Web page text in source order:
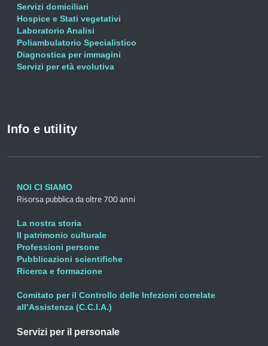
Servizi domiciliari
Hospice e Stati vegetativi
Laboratorio Analisi
Poliambulatorio Specialistico
Diagnostica per immagini
Servizi per età evolutiva
Info e utility
NOI CI SIAMO
Risorsa pubblica da oltre 700 anni
La nostra storia
Il patrimonio culturale
Professioni persone
Pubblicazioni scientifiche
Ricerca e formazione
Comitato per il Controllo delle Infezioni correlate
all’Assistenza (C.C.I.A.)
Servizi per il personale